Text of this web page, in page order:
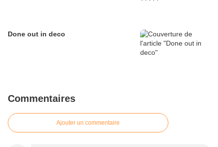
Done out in deco
Commentaires
Ajouter un commentaire